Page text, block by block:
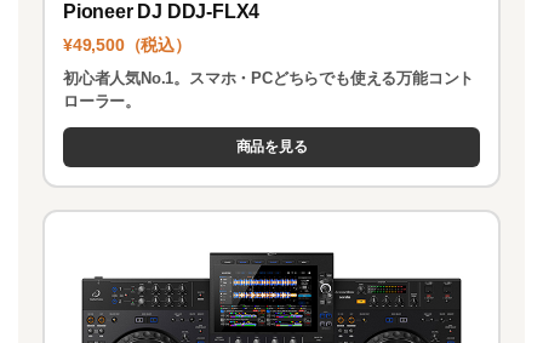
Pioneer DJ DDJ-FLX4
¥49,500（税込）
初心者人気No.1。スマホ・PCどちらでも使える万能コント
ローラー。
商品を見る